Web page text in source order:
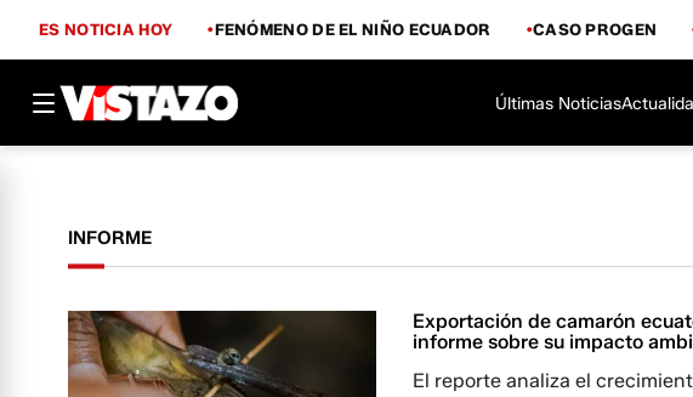
ES NOTICIA HOY FENÓMENO DE EL NIÑO ECUADOR CASO PROGEN
Últimas Noticias
INFORME
Exportación de camarón
informe sobre su impacto
El reporte analiza el